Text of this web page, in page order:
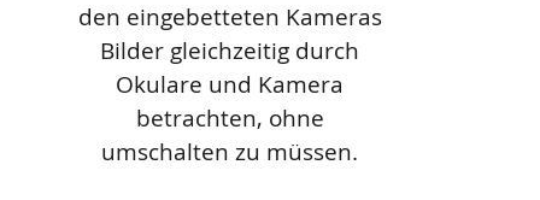
den eingebetteten Kameras
Bilder gleichzeitig durch
Okulare und Kamera
betrachten, ohne
umschalten zu müssen.